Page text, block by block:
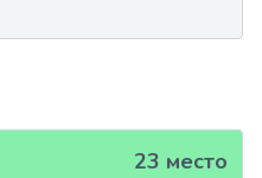
23 место